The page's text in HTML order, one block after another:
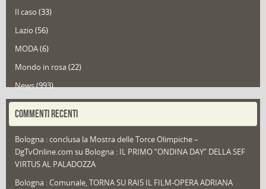
Il caso (33)
Lazio (56)
MODA(6)
Mondo in rosa(22)
News(993)
Portfolio(1)
Redazioni(1.050)
Speciali (22)
Sport
COMMENTI RECENTI
Bologna : conclusa la Mostra delle Torce Olimpiche –
DgTvOnline.com su Bologna : IL PRIMO “ONDINA DAY” DELLA SEF
VIRTUS AL PALADOZZA
Bologna : Comunale, TORNA SU RAI5 IL FILM-OPERA ADRIANA